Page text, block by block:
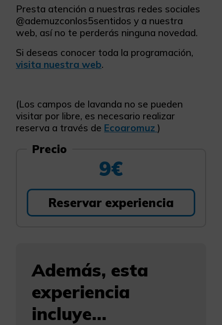
Presta atención a nuestras redes sociales
@ademuzconlos5sentidos y a nuestra
web, así no te perderás ninguna novedad.
Si deseas conocer toda la programación,
visita nuestra web.
(Los campos de lavanda no se pueden
visitar por libre, es necesario realizar
reserva a través de Ecoaromuz )
Precio
9€
Reservar experiencia
Además, esta
experiencia
incluye...